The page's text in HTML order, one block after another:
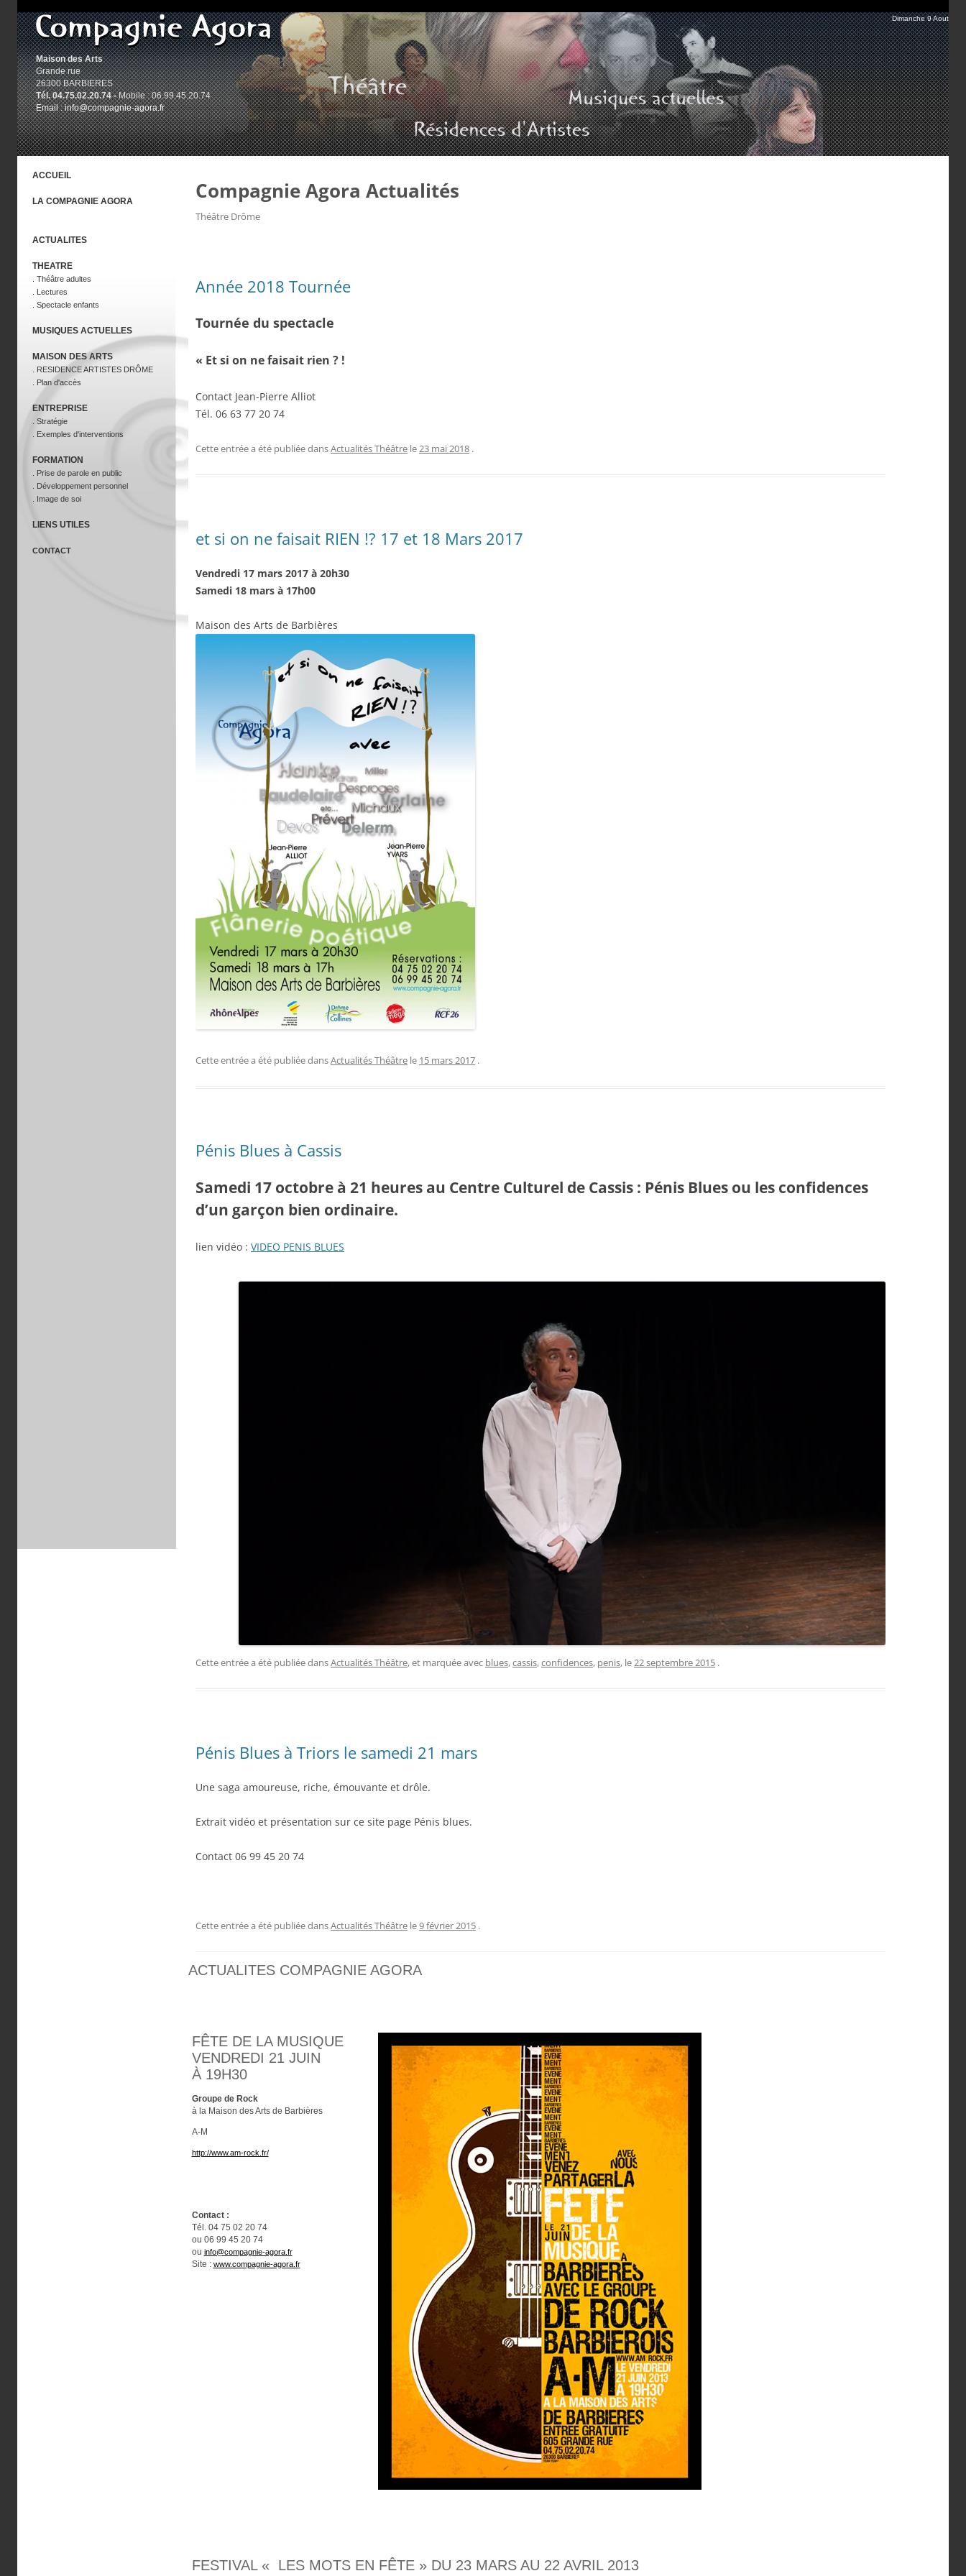
Maison des Arts
Grande rue
26300 BARBIERES
Tél. 04.75.02.20.74 -Mobile : 06.99.45.20.74
Email :info@compagnie-agora.fr
Dimanche 9 Aout
ACCUEIL
LA COMPAGNIE AGORA
ACTUALITES
THEATRE
. Théâtre adultes
. Lectures
. Spectacle enfants
MUSIQUES ACTUELLES
MAISON DES ARTS
. RESIDENCE ARTISTES DRÔME
. Plan d'accès
ENTREPRISE
. Stratégie
. Exemples d'interventions
FORMATION
. Prise de parole en public
. Développement personnel
. Image de soi
LIENS UTILES
CONTACT
ACTUALITES COMPAGNIE AGORA
FÊTE DE LA MUSIQUE
VENDREDI 21 JUIN
À 19H30
Groupe de Rock
à la Maison des Arts de Barbières
A-M
http://www.am-rock.fr/
Contact :
Tél. 04 75 02 20 74
ou 06 99 45 20 74
ou info@compagnie-agora.fr
Site : www.compagnie-agora.fr
FESTIVAL « LES MOTS EN FÊTE » DU 23 MARS AU 22 AVRIL 2013